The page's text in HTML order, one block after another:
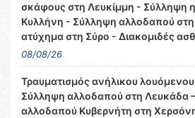
σκάφους στη Λευκίμμη - Σύλληψη
Κυλλήνη - Σύλληψη αλλοδαπού στη
ατύχημα στη Σύρο - Διακομιδές
08/08/26
Τραυματισμός ανήλικου
Σύλληψη αλλοδαπού στη Λευκάδα
αλλοδαπού Κυβερνήτη στη